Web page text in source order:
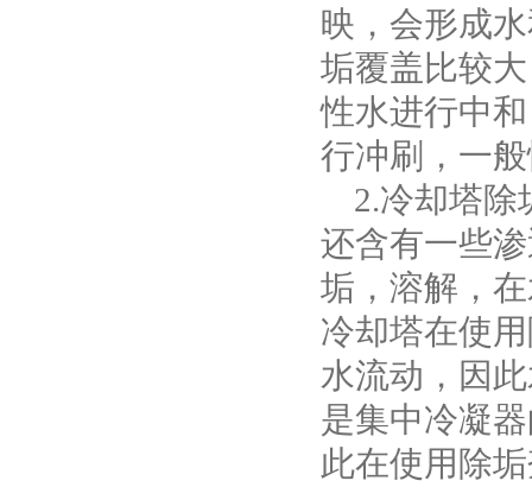
映，会形成
垢覆盖比较
性水进行中
行冲刷，一
2.冷却塔除
还含有一些
垢，溶解，
冷却塔在使
水流动，因
是集中冷凝
此在使用除